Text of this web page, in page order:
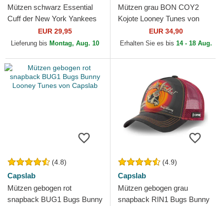
Mützen schwarz Essential
Cuff der New York Yankees
MLB von New Era
EUR 29,95
Lieferung bis Montag, Aug. 10
Mützen grau BON COY2
Kojote Looney Tunes von
EUR 34,90
Erhalten Sie es bis 14 - 18 Aug.
(4.8)
Capslab
Mützen gebogen rot
snapback BUG1 Bugs Bunny
(4.9)
Capslab
Mützen gebogen grau
snapback RIN1 Bugs Bunny